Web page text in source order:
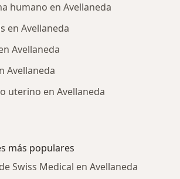
humano en Avellaneda
en Avellaneda
Avellaneda
Avellaneda
uterino en Avellaneda
más populares
Swiss Medical en Avellaneda